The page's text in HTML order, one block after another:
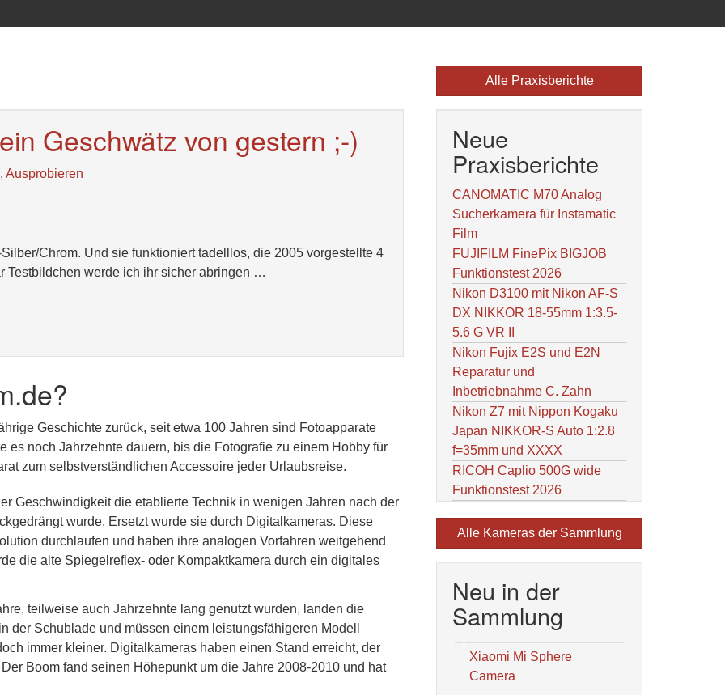
Geschwätz von gestern ;-)
, Ausprobieren
Chrom. Und sie funktioniert tadelllos, die 2005 vorgestellte 4
Testbildchen werde ich ihr sicher abringen …
Geschichte zurück, seit etwa 100 Jahren sind Fotoapparate
es noch Jahrzehnte dauern, bis die Fotografie zu einem Hobby für
zum selbstverständlichen Accessoire jeder Urlaubsreise.
Geschwindigkeit die etablierte Technik in wenigen Jahren nach der
wurde. Ersetzt wurde sie durch Digitalkameras. Diese
durchlaufen und haben ihre analogen Vorfahren weitgehend
die alte Spiegelreflex- oder Kompaktkamera durch ein digitales
teilweise auch Jahrzehnte lang genutzt wurden, landen die
der Schublade und müssen einem leistungsfähigeren Modell
immer kleiner. Digitalkameras haben einen Stand erreicht, der
Boom fand seinen Höhepunkt um die Jahre 2008-2010 und hat
Alle Praxisberichte
Neue
Praxisberichte
CANOMATIC M70 Analog
Sucherkamera für Instamatic
Film
FUJIFILM FinePix BIGJOB
Funktionstest 2026
Nikon D3100 mit Nikon AF-S
DX NIKKOR 18-55mm 1:3.5-
5.6 G VR II
Nikon Fujix E2S und E2N
Reparatur und
Inbetriebnahme C. Zahn
Nikon Z7 mit Nippon Kogaku
Japan NIKKOR-S Auto 1:2.8
f=35mm und XXXX
RICOH Caplio 500G wide
Funktionstest 2026
Alle Kameras der Sammlung
Neu in der
Sammlung
Xiaomi Mi Sphere
Camera